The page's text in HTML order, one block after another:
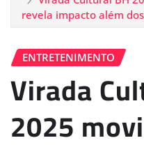
revela impacto além
ENTRETENIMENTO
Virada
2025